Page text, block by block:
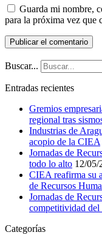
Guarda mi nombre,
para la próxima vez que
Buscar...
Entradas recientes
Gremios
regional tras
Industrias de
acopio de la CIEA
Jornadas de
todo lo alto 12/05/
CIEA reafirma su
de Recursos
Jornadas de
competitividad del
Categorías